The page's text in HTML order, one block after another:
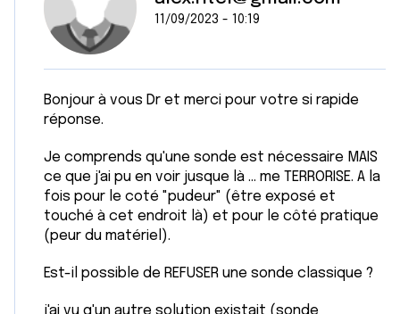
11/09/2023 - 10:19
Bonjour à vous Dr et merci pour votre si rapide
réponse.
Je comprends qu'une sonde est nécessaire MAIS
ce que j'ai pu en voir jusque là ... me TERRORISE. A la
fois pour le coté "pudeur" (être exposé et
touché à cet endroit là) et pour le côté pratique
(peur du matériel).
Est-il possible de REFUSER une sonde classique ?
j'ai vu q'un autre solution existait (sonde